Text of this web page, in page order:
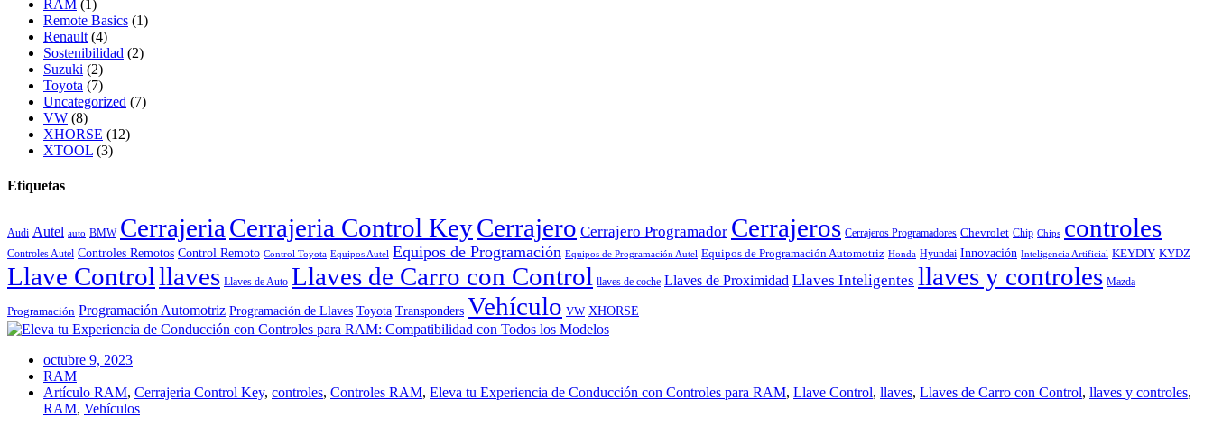
RAM (1)
Remote Basics (1)
Renault (4)
Sostenibilidad (2)
Suzuki (2)
Toyota (7)
Uncategorized (7)
VW (8)
XHORSE (12)
XTOOL (3)
Etiquetas
Audi Autel auto BMW Cerrajeria Cerrajeria Control KeyCerrajero Cerrajero Programador Cerrajeros Cerrajeros Programadores Chevrolet Chip Chips controles
Controles Autel Controles Remotos Control Remoto Control Toyota Equipos Autel Equipos de Programación Equipos de Programación Autel Equipos de Programación Automotriz Honda Hyundai Innovación Inteligencia Artificial KEYDIY KYDZ
Llave Controlllaves Llaves de Auto Llaves de Carro con Control llaves de coche Llaves de Proximidad Llaves Inteligentes llaves y controles Mazda
Programación Programación Automotriz Programación de Llaves Toyota Transponders Vehículo VW XHORSE
octubre 9, 2023
RAM
Artículo RAM, Cerrajeria Control Key, controles, Controles RAM, Eleva tu Experiencia de Conducción con Controles para RAM, Llave Control, llaves, Llaves de Carro con Control, llaves y controles,
RAM, Vehículos